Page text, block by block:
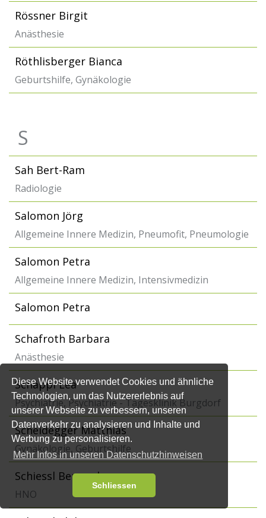
Diese Website verwendet Cookies und ähnliche
Technologien, um das Nutzererlebnis auf
unserer Webseite zu verbessern, unseren
Datenverkehr zu analysieren und Inhalte und
Werbung zu personalisieren.
Mehr Infos in unseren Datenschutzhinweisen
Schliessen
Rössner Birgit
Anästhesie
Röthlisberger Bianca
Geburtshilfe, Gynäkologie
S
Sah Bert-Ram
Radiologie
Salomon Jörg
Allgemeine Innere Medizin, Pneumofit, Pneumologie
Salomon Petra
Allgemeine Innere Medizin, Intensivmedizin
Salomon Petra
Schafroth Barbara
Anästhesie
Schäppi Lea
Psychiatrie, Psychiatrie - Tagesklinik Burgdorf
Scheidegger Matthias
Gynäkologie, Geburtshilfe
Schiessl Bernard
HNO